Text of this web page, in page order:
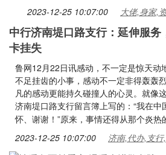
2023-12-25 10:07:00 大佬,身家,
中行济南堤口路支行：延伸服
卡挂失
鲁网12月22日讯感动，不一定是惊天动
不足挂齿的小事，感动不一定非得轰轰
凡的感动更能持久碰撞人的心灵。就像
济南堤口路支行留言簿上写的：“我在
怀、谢谢！”原来，事情还得从那个炎热
2023-12-25 10:07:00 济南,代办,支